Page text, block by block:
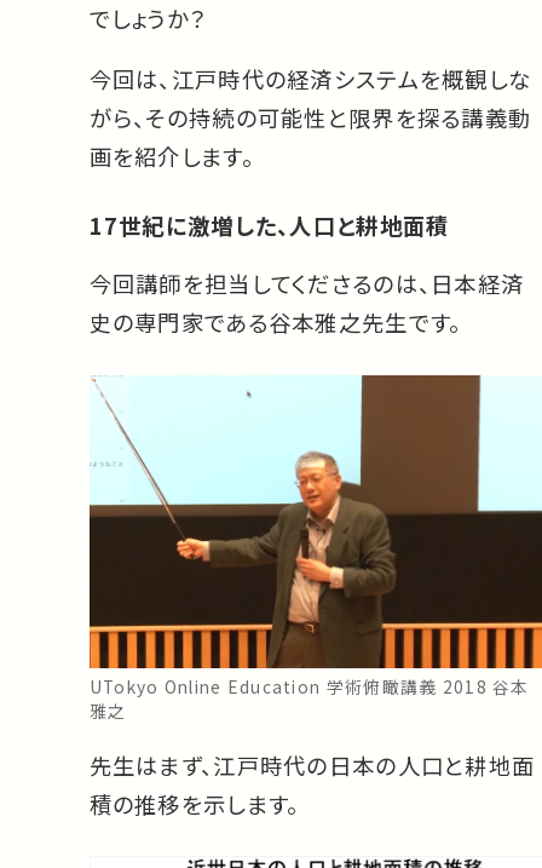
でしょうか？
今回は、江戸時代の経済システムを概観しな
がら、その持続の可能性と限界を探る講義動
画を紹介します。
17世紀に激増した、人口と耕地面積
今回講師を担当してくださるのは、日本経済
史の専門家である谷本雅之先生です。
UTokyo Online Education 学術俯瞰講義 2018 谷本
雅之
先生はまず、江戸時代の日本の人口と耕地面
積の推移を示します。